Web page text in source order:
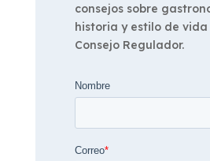
consejos sobre
historia y estilo de vida
Consejo Regulador.